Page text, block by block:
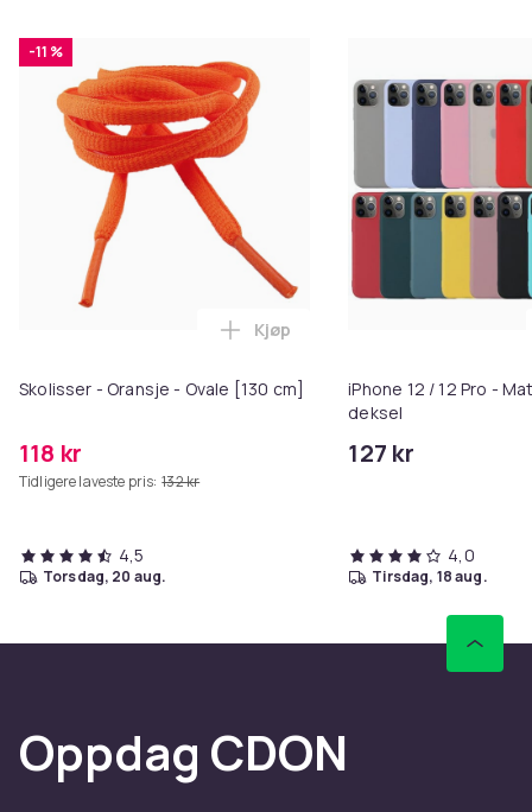
-11 %
Skolisser - Oransje - Ovale [130 cm]
118 kr
Tidligere laveste pris: 132 kr
Legg Skolisser - Oransje -
Kjøp
4,5
torsdag, 20 aug.
iPhone 12 / 12 Pro -
deksel
127 kr
4,0
tirsdag, 18 aug.
Oppdag CDON